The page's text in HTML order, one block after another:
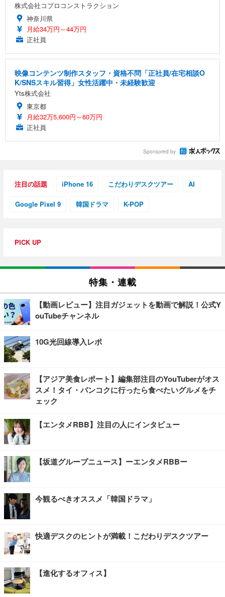
株式会社コプロコンストラクション
神奈川県
月給34万円～44万円
正社員
映像コンテンツ制作スタッフ・資格不問「正社員/在宅相談O
K/SNSスキル習得」女性活躍中・未経験歓迎
Yts株式会社
東京都
月給32万5,600円～60万円
正社員
Sponsored by
注目の話題 iPhone 16 こだわりデスクツアー AI
Google Pixel 9 韓国ドラマ K-POP
PICK UP
特集・連載
【動画レビュー】注目ガジェットを動画で解説！公式Y
ouTubeチャンネル
10G光回線導入レポ
【アジア美食レポート】編集部注目のYouTuberがオス
スメ！タイ・バンコクに行ったら食べたいグルメをチ
ェック
【エンタメRBB】注目の人にインタビュー
【坂道グループニュース】ーエンタメRBBー
今観るべきオススメ「韓国ドラマ」
快適デスクのヒントが満載！こだわりデスクツアー
【進化するオフィス】